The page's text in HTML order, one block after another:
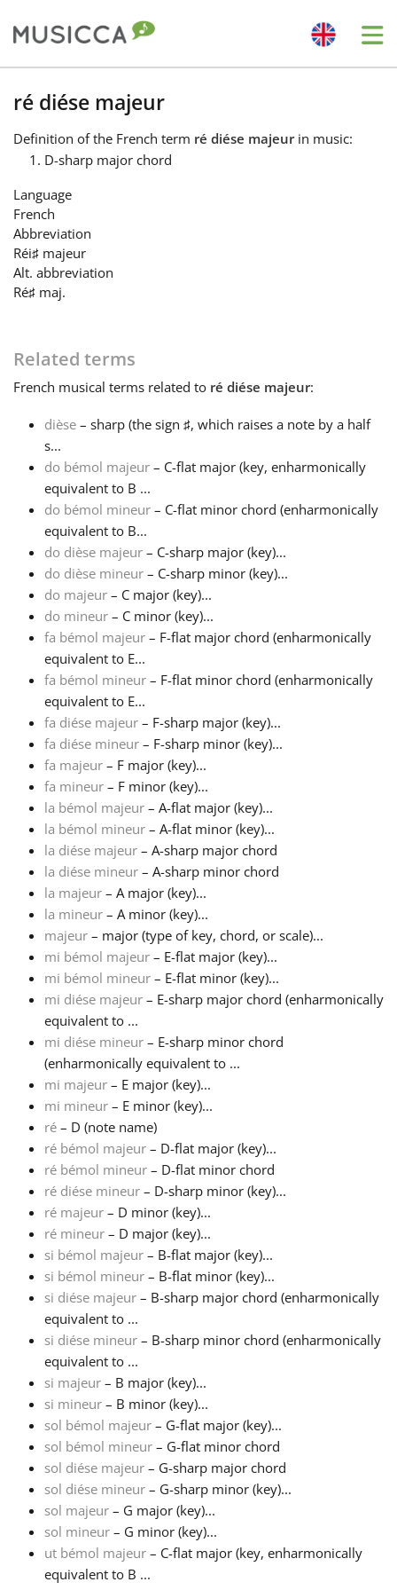
Bahasa Indonesia
Български
Dansk
Deutsch
Français
한국어
हिन्दी
Italiano
日本語
Polski
Português
Русский
Svenska
Tiếng Việt
Türkçe
Українська
简体中文
繁體中文
ré diése majeur
Definition of the French term ré diése majeurin music:
D-sharp major chord
Language
French
Abbreviation
Réi♯ majeur
Alt. abbreviation
Ré♯ maj.
Related terms
French musical terms related to ré diése majeur:
dièse – sharp (the sign ♯, which raises a note by a half
s...
do bémol majeur – C-flat major (key, enharmonically
equivalent to B ...
do bémol mineur – C-flat minor chord (enharmonically
equivalent to B...
do dièse majeur – C-sharp major (key)...
do dièse mineur – C-sharp minor (key)...
do majeur – C major (key)...
do mineur – C minor (key)...
fa bémol majeur – F-flat major chord (enharmonically
equivalent to E...
fa bémol mineur – F-flat minor chord (enharmonically
equivalent to E...
fa diése majeur – F-sharp major (key)...
fa diése mineur – F-sharp minor (key)...
fa majeur – F major (key)...
fa mineur – F minor (key)...
la bémol majeur – A-flat major (key)...
la bémol mineur – A-flat minor (key)...
la diése majeur – A-sharp major chord
la diése mineur – A-sharp minor chord
la majeur – A major (key)...
la mineur – A minor (key)...
majeur – major (type of key, chord, or scale)...
mi bémol majeur – E-flat major (key)...
mi bémol mineur – E-flat minor (key)...
mi diése majeur – E-sharp major chord (enharmonically
equivalent to ...
mi diése mineur – E-sharp minor chord
(enharmonically equivalent to ...
mi majeur – E major (key)...
mi mineur – E minor (key)...
ré – D (note name)
ré bémol majeur – D-flat major (key)...
ré bémol mineur – D-flat minor chord
ré diése mineur – D-sharp minor (key)...
ré majeur – D minor (key)...
ré mineur – D major (key)...
si bémol majeur – B-flat major (key)...
si bémol mineur – B-flat minor (key)...
si diése majeur – B-sharp major chord (enharmonically
equivalent to ...
si diése mineur – B-sharp minor chord (enharmonically
equivalent to ...
si majeur – B major (key)...
si mineur – B minor (key)...
sol bémol majeur – G-flat major (key)...
sol bémol mineur – G-flat minor chord
sol diése majeur – G-sharp major chord
sol diése mineur – G-sharp minor (key)...
sol majeur – G major (key)...
sol mineur – G minor (key)...
ut bémol majeur – C-flat major (key, enharmonically
equivalent to B ...